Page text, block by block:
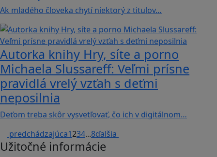
Ak mladého človeka chytí niektorý z titulov…
Autorka knihy Hry, síte a porno
Michaela Slussareff: Veľmi prísne
pravidlá vrelý vzťah s deťmi
neposilnia
Deťom treba skôr vysvetľovať, čo ich v digitálnom…
predchádzajúca1234...8ďalšia
Užitočné informácie